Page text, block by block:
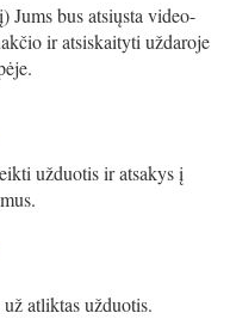
Jums bus atsiųsta video-
ir atsiskaityti uždaroje
užduotis ir atsakys į
atliktas užduotis.